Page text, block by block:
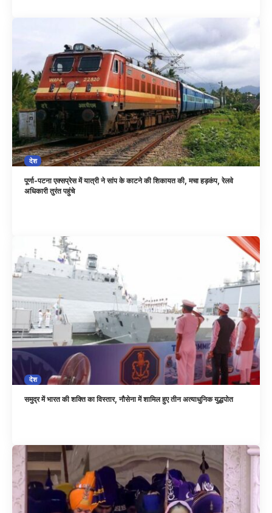
देश
पूर्णा-पटना एक्सप्रेस में यात्री ने सांप के काटने की शिकायत की, मचा हड़कंप, रेलवे
अधिकारी तुरंत पहुंचे
देश
समुद्र में भारत की शक्ति का विस्तार, नौसेना में शामिल हुए तीन अत्याधुनिक युद्धपोत